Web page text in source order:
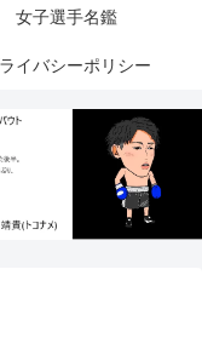
女子選手名鑑
イバシーポリシー